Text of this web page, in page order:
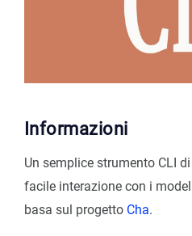
Informazioni
Un semplice strumento CLI
facile interazione con i
basa sul progetto Cha.